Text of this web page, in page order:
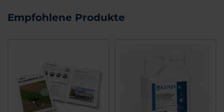
Empfohlene Produkte